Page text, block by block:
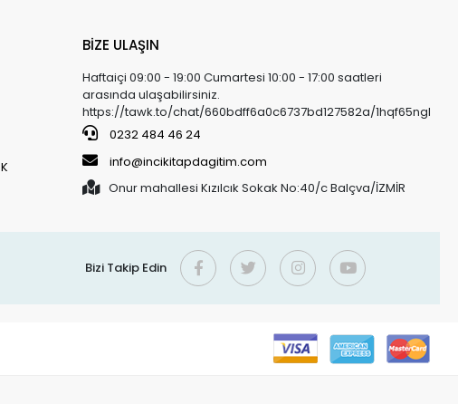
BİZE ULAŞIN
Haftaiçi 09:00 - 19:00 Cumartesi 10:00 - 17:00 saatleri
arasında ulaşabilirsiniz.
https://tawk.to/chat/660bdff6a0c6737bd127582a/1hqf65ngl
0232 484 46 24
info@incikitapdagitim.com
Onur mahallesi Kızılcık Sokak No:40/c Balçva/İZMİR
Bizi Takip Edin